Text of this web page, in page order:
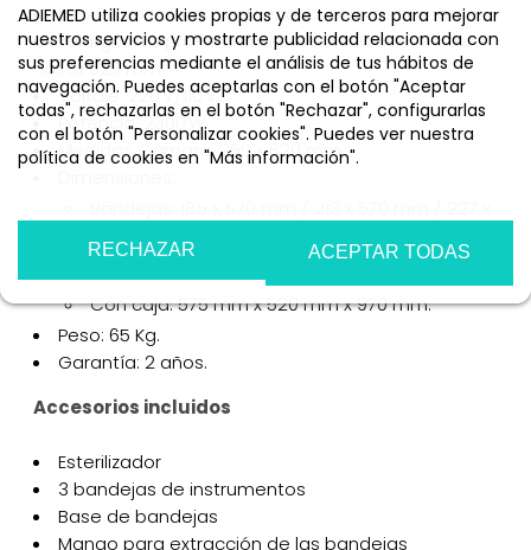
ADIEMED utiliza cookies propias y de terceros para mejorar
nuestros servicios y mostrarte publicidad relacionada con
sus preferencias mediante el análisis de tus hábitos de
navegación. Puedes aceptarlas con el botón "Aceptar
todas", rechazarlas en el botón "Rechazar", configurarlas
con el botón "Personalizar cookies". Puedes ver nuestra
política de cookies en "Más información".
RECHAZAR ACEPTAR TODAS
Uso: especialmente diseñado para instrumentos
extralargos. La profundidad del esterilizador es de
hasta 620 mm.
Voltaje: 220 V/110 V.
Potencia: 2300 W.
Medidas Cámara: 250 x 620 mm.
570 mm.
Con caja: 575 mm x 520 mm x 970 mm.
Peso: 65 Kg.
Garantía: 2 años.
Accesorios incluidos
Esterilizador
3 bandejas de instrumentos
Base de bandejas
Mango para extracción de las bandejas